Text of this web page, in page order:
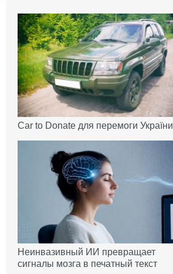
Car to Donate для перемоги України
Неинвазивный ИИ превращает
сигналы мозга в печатный текст